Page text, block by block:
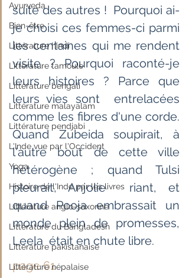
Ayurveda
Bien-être
Littérature hindi
Littérature tamoule
Littérature bengali
Littérature malayalam
Littérature pendjabi
L'Inde vue par l'Occident
Yoga
Histoire de l'Inde par les livres
Littérature anglo-saxonne
Littérature du Bangladesh
Littérature pakistanaise
Littérature népalaise
suite des autres !  Pourquoi ai-
je choisi ces femmes-ci parmi
les centaines qui me rendent
visite ? Pourquoi raconté-je
leurs histoires ? Parce que
leurs vies sont  entrelacées
comme les fibres d'une corde.
Quand Zubeida soupirait, à
l'autre bout de cette ville
hétérogène ; quand Tulsi
pleurait, Anjolie  riant, et
quand Pooja embrassait un
monde plein de promesses,
Leela  était en chute libre.
page 61